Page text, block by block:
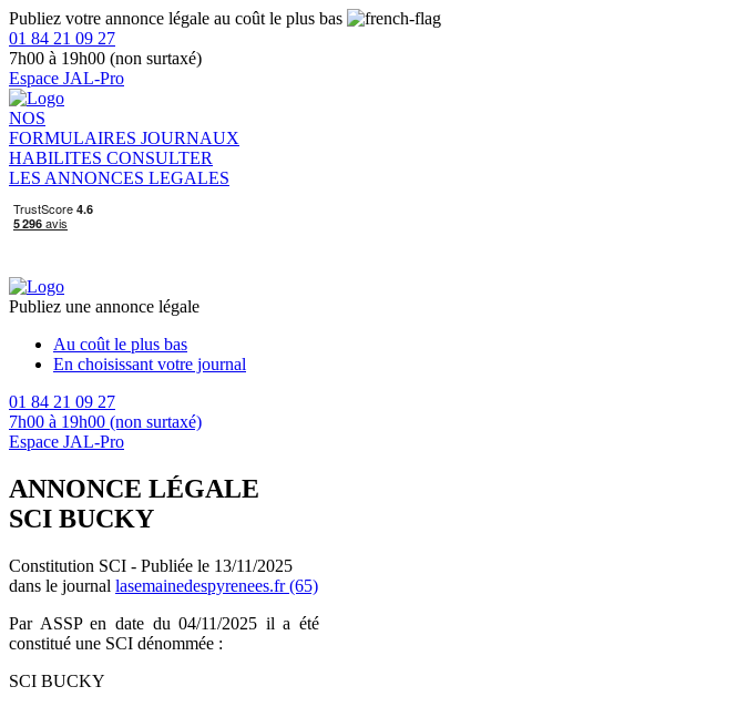
Publiez votre annonce légale au coût le plus bas
01 84 21 09 27
7h00 à 19h00 (non surtaxé)
Espace JAL-Pro
NOS
FORMULAIRES JOURNAUX
HABILITES CONSULTER
LES ANNONCES LEGALES
Publiez une annonce légale
Au coût le plus bas
En choisissant votre journal
01 84 21 09 27
7h00 à 19h00 (non surtaxé)
Espace JAL-Pro
ANNONCE LÉGALE
SCI BUCKY
Constitution SCI - Publiée le 13/11/2025
dans le journal lasemainedespyrenees.fr (65)
Par ASSP en date du 04/11/2025 il a été
constitué une SCI dénommée :
SCI BUCKY